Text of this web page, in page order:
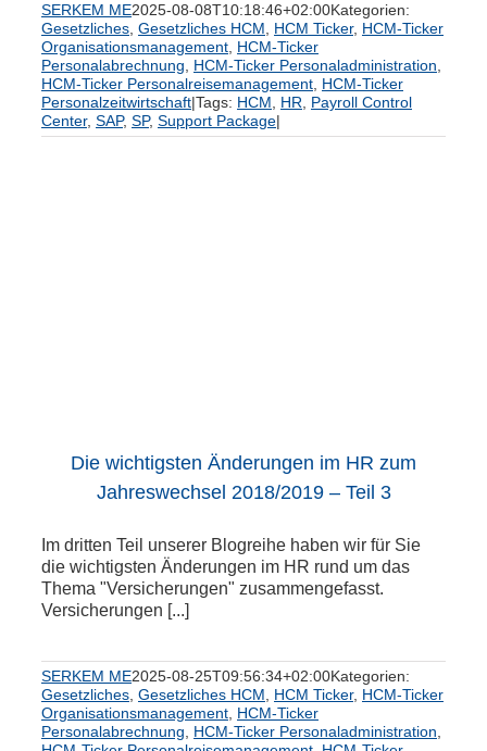
SERKEM ME2025-08-08T10:18:46+02:00Kategorien:
Gesetzliches Gesetzliches HCM HCM Ticker, HCM-Ticker
Organisationsmanagement HCM-Ticker
Personalabrechnung
HCM-Ticker Personaladministration
HCM-Ticker Personalreisemanagement HCM-Ticker
Personalzeitwirtschaft|Tags: HCM HR
Payroll Control
Center, SAP, SP, Support Package|
Die wichtigsten Änderungen im HR zum
Jahreswechsel 2018/2019 – Teil 3
Im dritten Teil unserer Blogreihe haben wir für Sie
die wichtigsten Änderungen im HR rund um das
Thema "Versicherungen" zusammengefasst.
Versicherungen [...]
SERKEM ME2025-08-25T09:56:34+02:00Kategorien:
Gesetzliches Gesetzliches HCM HCM Ticker, HCM-Ticker
Organisationsmanagement HCM-Ticker
Personalabrechnung
HCM-Ticker Personaladministration